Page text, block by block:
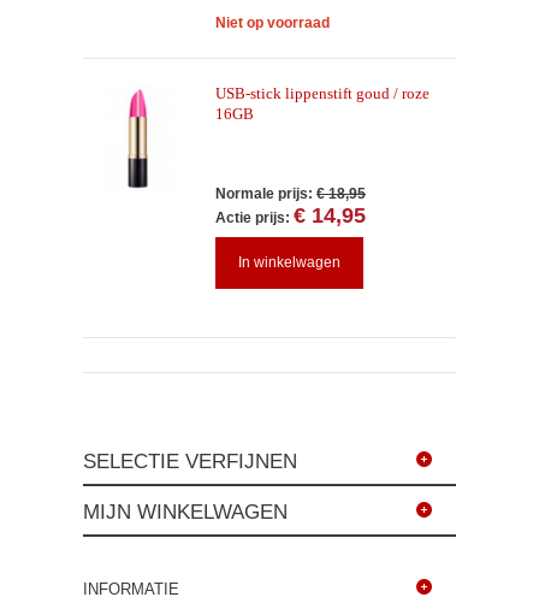
Niet op voorraad
USB-stick lippenstift goud / roze
16GB
Normale prijs: € 18,95
Actie prijs: € 14,95
In winkelwagen
SELECTIE VERFIJNEN
MIJN WINKELWAGEN
INFORMATIE